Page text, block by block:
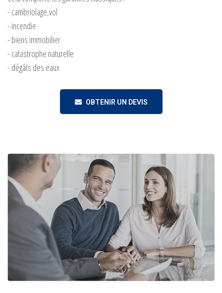
- cambriolage,vol
- incendie
- biens immobilier
- catastrophe naturelle
- dégâts des eaux
OBTENIR UN DEVIS